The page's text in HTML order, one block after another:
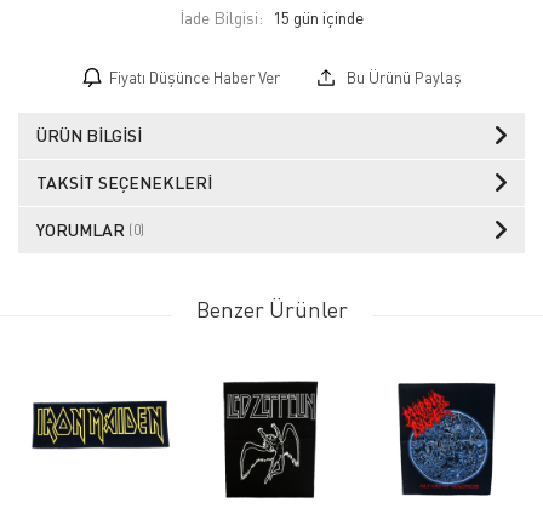
İade Bilgisi:
Fiyatı Düşünce Haber Ver Bu Ürünü Paylaş
ÜRÜN BILGISI
TAKSIT SEÇENEKLERI
YORUMLAR (0)
Benzer Ürünler